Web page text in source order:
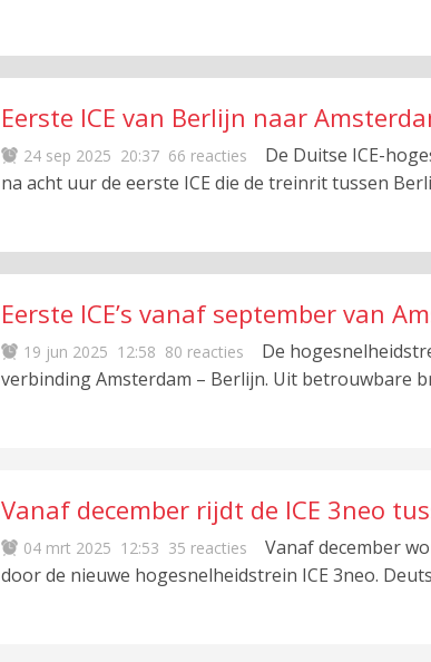
Eerste ICE van Berlijn naar
24 sep 2025 20:37 66 reacties
De Duitse ICE-
na acht uur de eerste ICE die de treinrit tussen
Eerste ICE’s vanaf september van
19 jun 2025 12:58 80 reacties
De
verbinding Amsterdam – Berlijn. Uit betrouwbare
Vanaf december rijdt de ICE 3neo
04 mrt 2025 12:53 35 reacties
Vanaf december
door de nieuwe hogesnelheidstrein ICE 3neo.